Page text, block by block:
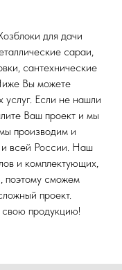
для дачи
сараи,
сантехнические
Вы можете
Если не нашли
Ваш проект и мы
производим и
всей России. Наш
и комплектующих,
поэтому сможем
проект.
продукцию!